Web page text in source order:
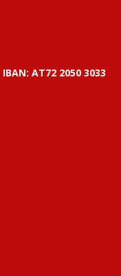
AT72 2050 3033